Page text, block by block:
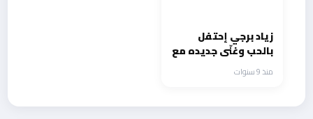
زياد برجي إحتفل
بالحب وغنّى جديده مع
الجمهورمنذ 9 سنوات